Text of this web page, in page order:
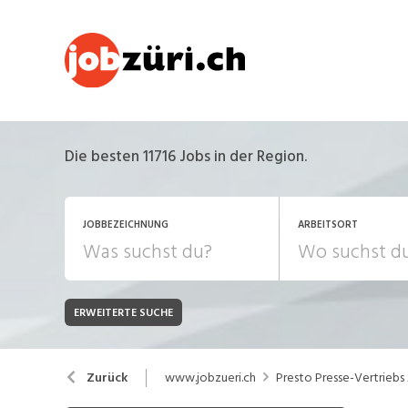
Die besten 11716 Jobs in der Region.
JOBBEZEICHNUNG ARBEITSORT
JOB-TYP
Festanstellung
Bank, Versicherung
Chemie, Pharma, Biotechnologie
ERWEITERTE SUCHE
Zurück www.jobzueri.ch Presto Presse-Vertriebs